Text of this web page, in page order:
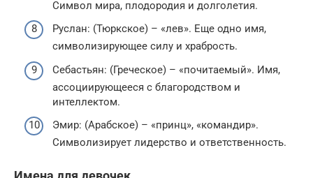
Символ мира, плодородия и долголетия.
Руслан: (Тюркское) – «лев». Еще одно имя,
символизирующее силу и храбрость.
Себастьян: (Греческое) – «почитаемый». Имя,
ассоциирующееся с благородством и
интеллектом.
Эмир: (Арабское) – «принц», «командир».
Символизирует лидерство и ответственность.